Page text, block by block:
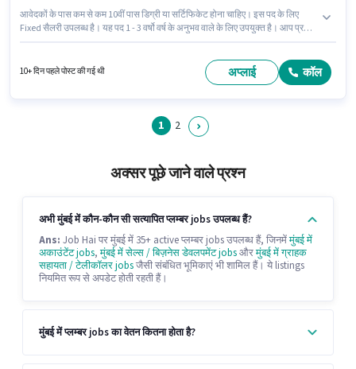
आवेदकों के पास कम से कम 10वीं पास डिग्री या सर्टिफिकेट होना चाहिए। इस पद के लिए
Fixed सैलरी उपलब्ध है। यह पद 1 - 3 वर्षो वर्ष के अनुभव वाले के लिए उपयुक्त है। आप प्रति
RECRUITERS प्लम्बर श्रेणी में प्लम्बर फिटर पद के लिए सक्रिय रूप से हायर कर रहा है।
10+ दिन पहले पोस्ट की गई थी अप्लाई कॉल
1 2
अक्सर पूछे जाने वाले प्रश्न
अभी मुंबई में कौन-कौन सी सत्यापित प्लम्बर jobs उपलब्ध हैं?
Ans: Job Hai पर मुंबई में 35+ active प्लम्बर jobs उपलब्ध हैं, जिनमेंमुंबई में
अकाउंटेंट jobs,मुंबई में सेल्स / बिज़नेस डेवलपमेंट jobsऔरमुंबई में ग्राहक
सहायता / टेलीकॉलर jobsजैसी संबंधित भूमिकाएं भी शामिल हैं। ये listings
नियमित रूप से अपडेट होती रहती हैं।
मुंबई में प्लम्बर jobs का वेतन कितना होता है?